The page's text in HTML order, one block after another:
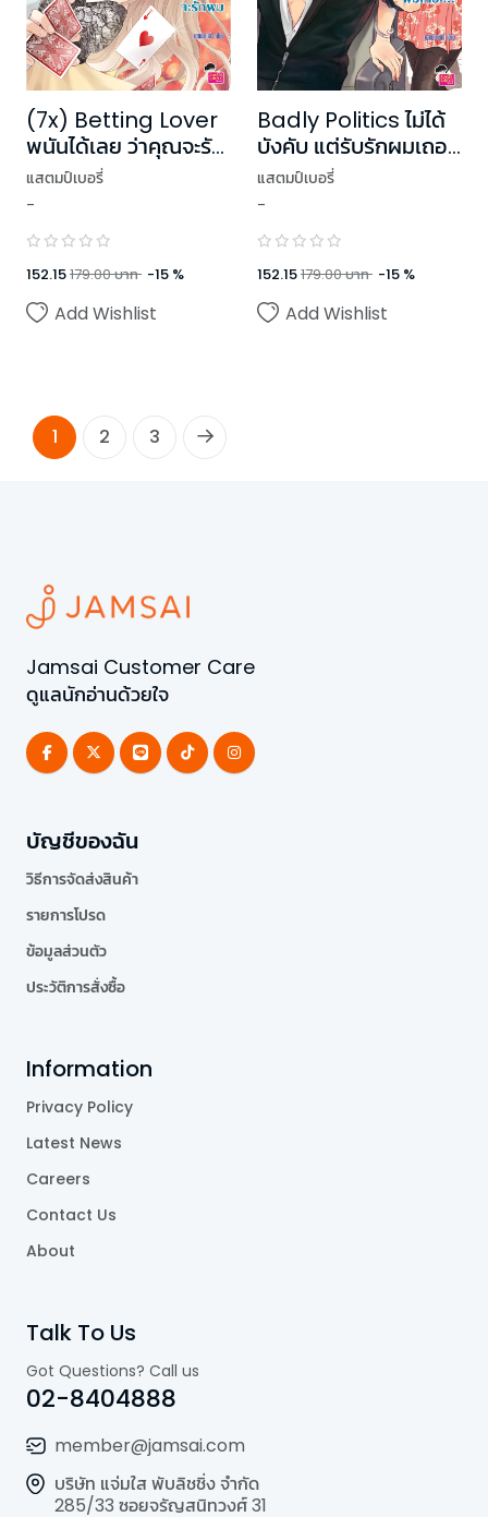
(7x) Betting Lover
พนันได้เลย ว่าคุณจะรัก
ผม ชุด (7x)
แสตมป์เบอรี่
-
152.15179.00บาท -15 %
Add Wishlist
Badly Politics ไม่ได้
บังคับ แต่รับรักผมเถอะ
ชุด U Prince
แสตมป์เบอรี่
-
152.15179.00บาท -15 %
Add Wishlist
1 2 3
Jamsai Customer Care
ดูแลนักอ่านด้วยใจ
บัญชีของฉัน
วิธีการจัดส่งสินค้า
รายการโปรด
ข้อมูลส่วนตัว
ประวัติการสั่งซื้อ
Information
Privacy Policy
Latest News
Careers
Contact Us
About
Talk To Us
Got Questions? Call us
02-8404888
member@jamsai.com
บริษัท แจ่มใส พับลิชชิ่ง จำกัด
285/33 ซอยจรัญสนิทวงศ์ 31